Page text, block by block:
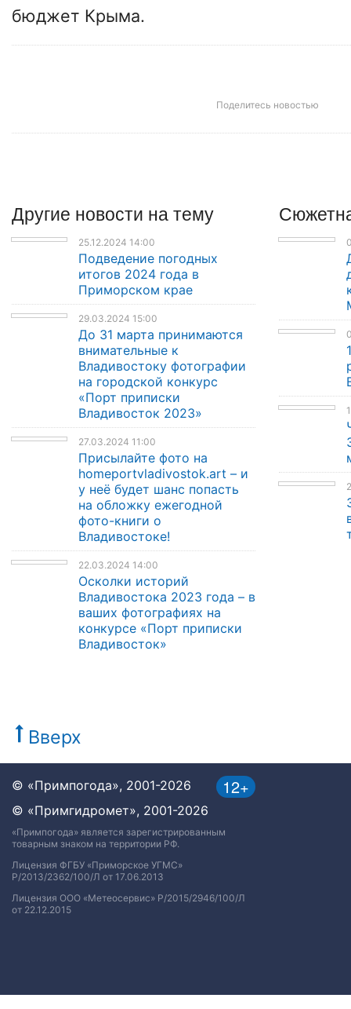
бюджет Крыма.
Поделитесь новостью
Другие новости на тему
25.12.2024 14:00
Подведение погодных
итогов 2024 года в
Приморском крае
29.03.2024 15:00
До 31 марта принимаются
внимательные к
Владивостоку фотографии
на городской конкурс
«Порт приписки
Владивосток 2023»
27.03.2024 11:00
Присылайте фото на
homeportvladivostok.art – и
у неё будет шанс попасть
на обложку ежегодной
фото-книги о
Владивостоке!
22.03.2024 14:00
Осколки историй
Владивостока 2023 года – в
ваших фотографиях на
конкурсе «Порт приписки
Владивосток»
Вверх
12+
© «Примпогода», 2001-2026
© «Примгидромет», 2001-2026
«Примпогода» является зарегистрированным
товарным знаком на территории РФ.
Лицензия ФГБУ «Приморское УГМС»
Р/2013/2362/100/Л от 17.06.2013
Лицензия ООО «Метеосервис» Р/2015/2946/100/Л
от 22.12.2015